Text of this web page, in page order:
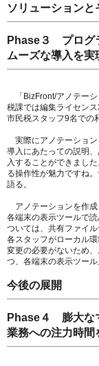
ソリューションと
Phase３ プログ
ムーズな導入を実
「BizFront/アノテーシ
税課では編集ライセン
市民税スタッフ9名での
実際にアノテーション
導入にあたっての説明
入することができまし
る操作性が魅力ですね
語る。
アノテーションを作成
各端末の表示ツールで
ついては、共有ファイ
各スタッフがローカル
変更の必要がないため
つ、各端末の表示ツー
今後の展開
Phase４ 膨大な
業務への注力時間